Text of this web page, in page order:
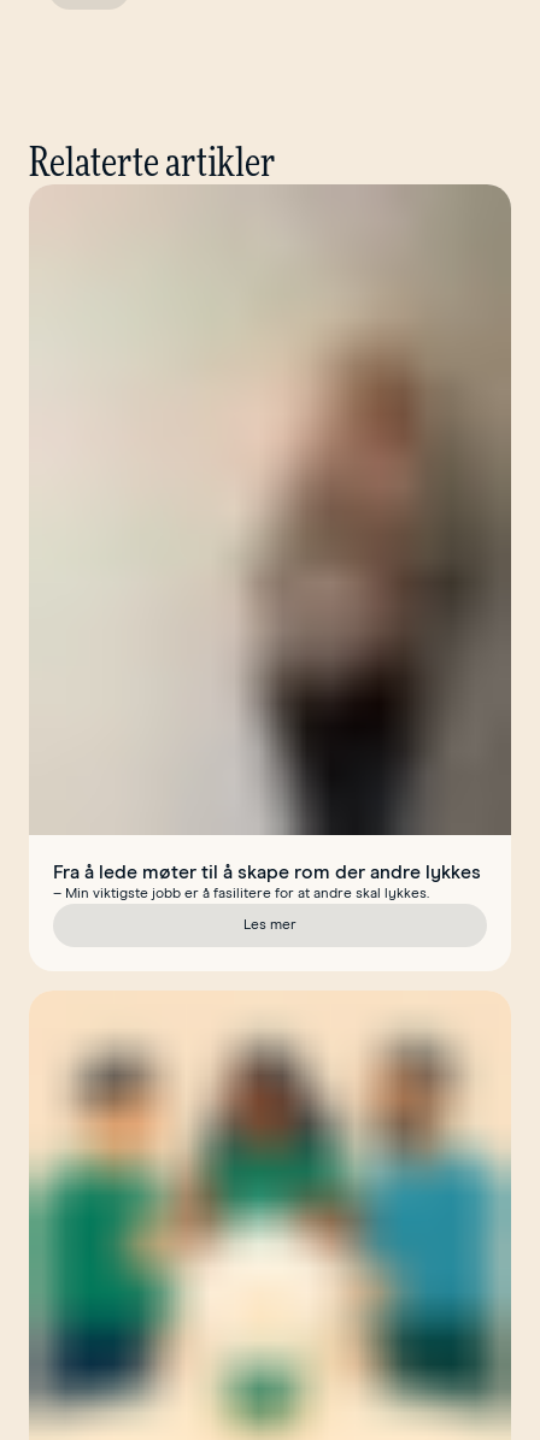
Relaterte artikler
Fra å lede møter til å skape rom der andre lykkes
– Min viktigste jobb er å fasilitere for at andre skal lykkes.
Les merom Fra å lede møter til å skape rom der